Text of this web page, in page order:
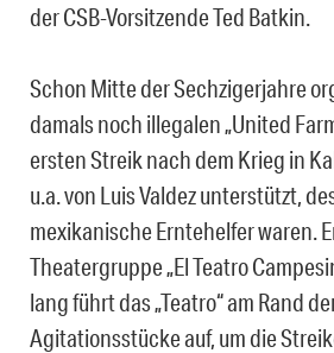
der CSB-Vorsitzende Ted Batkin.
Schon Mitte der Sechzigerjahre
damals noch illegalen „United
ersten Streik nach dem Krieg in
u.a. von Luis Valdez unterstützt,
mexikanische Erntehelfer waren.
Theatergruppe „El Teatro
lang führt das „Teatro“ am Rand
Agitationsstücke auf, um die